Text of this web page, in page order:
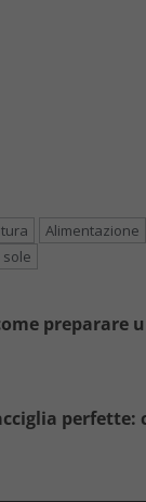
Alimentazione
preparare
perfette: